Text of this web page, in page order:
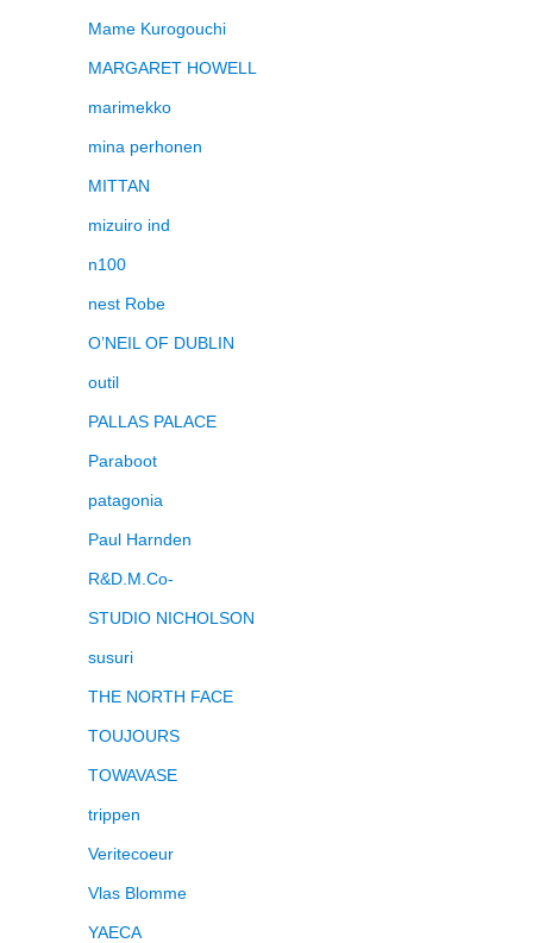
Mame Kurogouchi
MARGARET HOWELL
marimekko
mina perhonen
MITTAN
mizuiro ind
n100
nest Robe
O’NEIL OF DUBLIN
outil
PALLAS PALACE
Paraboot
patagonia
Paul Harnden
R&D.M.Co-
STUDIO NICHOLSON
susuri
THE NORTH FACE
TOUJOURS
TOWAVASE
trippen
Veritecoeur
Vlas Blomme
YAECA